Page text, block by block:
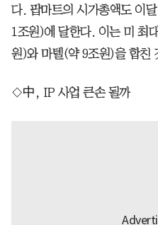
다. 팝마트의 시가총액도 이
1조원)에 달한다. 이는 미 최
원)와 마텔(약 9조원)을 합친
◇中, IP 사업 큰손 될까